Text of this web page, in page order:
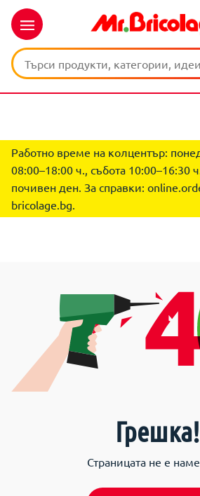
Работно време на колцентър:
08:00–18:00 ч., събота 10:00–16:30
почивен ден. За справки:
bricolage.bg.
Грешка!
Страницата не е